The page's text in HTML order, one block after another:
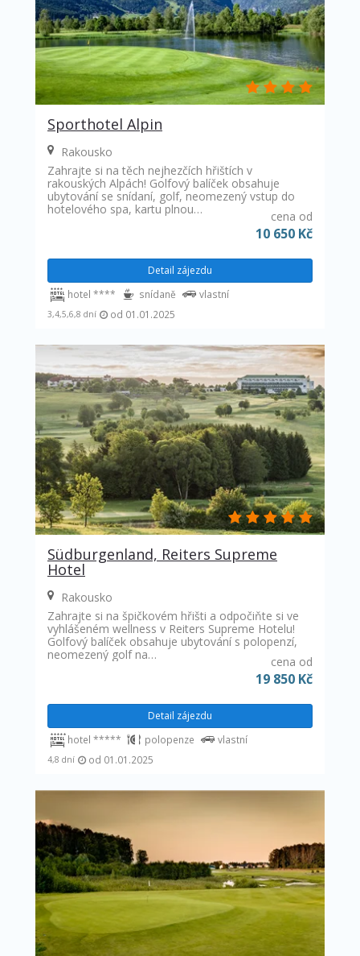
Sporthotel Alpin
Rakousko
Zahrajte si na těch nejhezčích hřištích v
rakouských Alpách! Golfový balíček obsahuje
ubytování se snídaní, golf, neomezený vstup do
hotelového spa, kartu plnou…
cena od
10 650 Kč
Detail zájezdu
hotel **** snídaně
vlastní
od 01.01.2025
3,4,5,6,8 dní
Südburgenland, Reiters Supreme
Hotel
Rakousko
Zahrajte si na špičkovém hřišti a odpočiňte si ve
vyhlášeném wellness v Reiters Supreme Hotelu!
Golfový balíček obsahuje ubytování s polopenzí,
neomezený golf na…
cena od
19 850 Kč
Detail zájezdu
hotel ***** polopenze
vlastní
od 01.01.2025
4,8 dní